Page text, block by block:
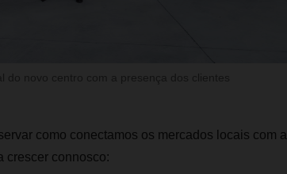
como conectamos os mercados locais com a
crescer connosco: